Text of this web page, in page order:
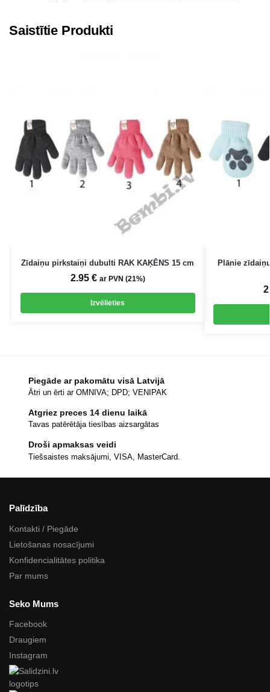
Saistītie Produkti
Zīdaiņu pirkstaiņi dubulti RAK KAĶĒNS 15 cm
2.95 € ar PVN (21%)
Izvēlieties
Plānie
Piegāde ar pakomātu visā Latvijā
Ātri un ērti ar OMNIVA; DPD; VENIPAK
Atgriez preces 14 dienu laikā
Tavas patērētāja tiesības aizsargātas
Droši apmaksas veidi
Tiešsaistes maksājumi, VISA, MasterCard.
Palīdzība
Kontakti / Piegāde
Lietošanas nosacījumi
Konfidencialitātes politika
Par mums
Seko Mums
Facebook
Draugiem
Instagram